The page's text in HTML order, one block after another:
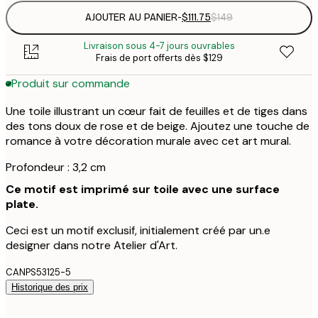
AJOUTER AU PANIER-$111.75$149
Livraison sous 4-7 jours ouvrables
Frais de port offerts dès $129
Produit sur commande
Une toile illustrant un cœur fait de feuilles et de tiges dans
des tons doux de rose et de beige. Ajoutez une touche de
romance à votre décoration murale avec cet art mural.
Profondeur : 3,2 cm
Ce motif est imprimé sur toile avec une surface
plate.
Ceci est un motif exclusif, initialement créé par un.e
designer dans notre Atelier d'Art.
CANPS53125-5
Historique des prix